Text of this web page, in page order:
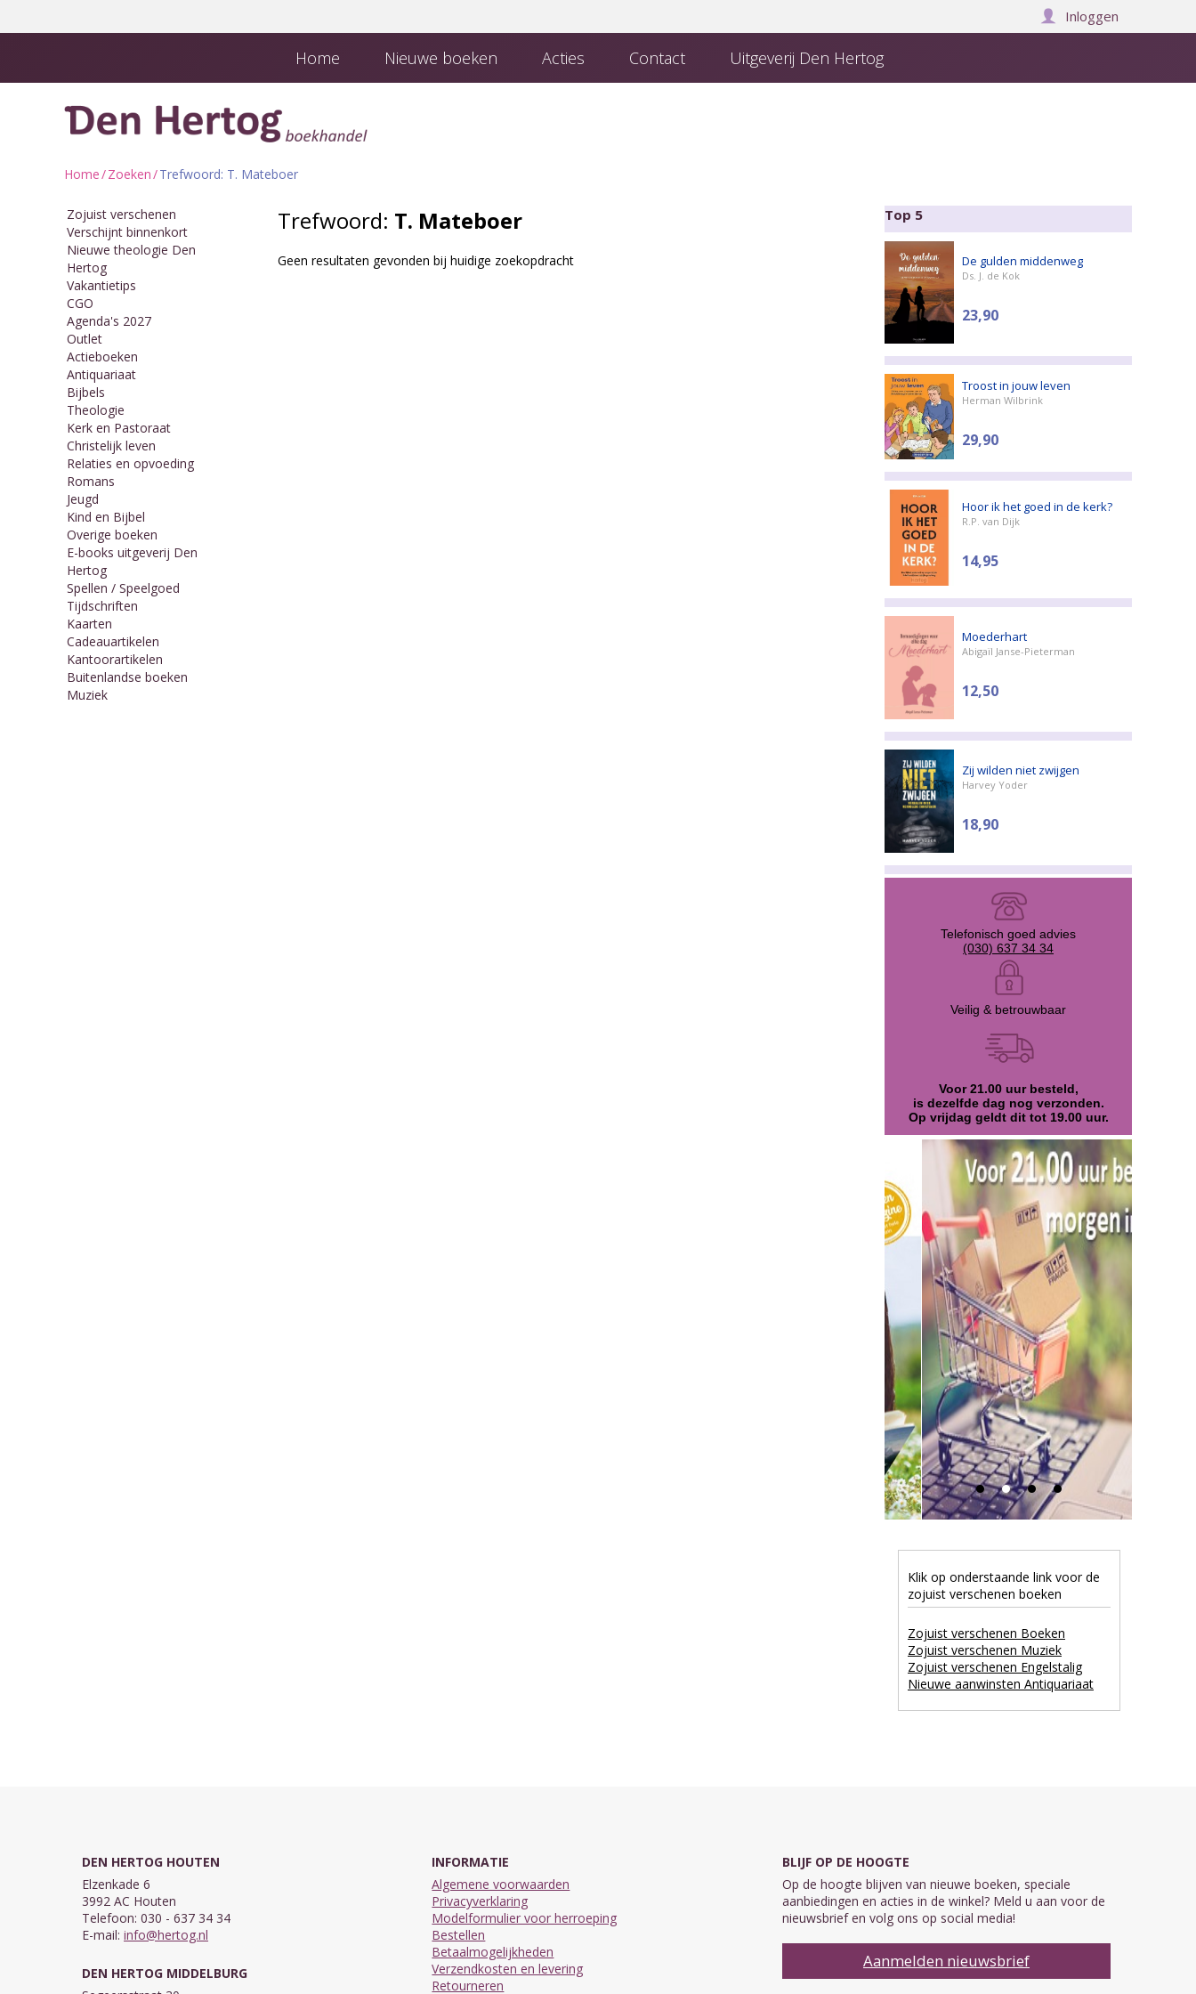
Inloggen
Home Nieuwe boeken Acties Contact Uitgeverij Den Hertog
Winkelwagen:0
Home/Zoeken/Trefwoord: T. Mateboer
Zojuist verschenen
Verschijnt binnenkort
Nieuwe theologie Den
Hertog
Vakantietips
CGO
Agenda's 2027
Outlet
Actieboeken
Antiquariaat
Bijbels
Theologie
Kerk en Pastoraat
Christelijk leven
Relaties en opvoeding
Romans
Jeugd
Kind en Bijbel
Overige boeken
E-books uitgeverij Den
Hertog
Spellen / Speelgoed
Tijdschriften
Kaarten
Cadeauartikelen
Kantoorartikelen
Buitenlandse boeken
Muziek
Trefwoord: T. Mateboer
Geen resultaten gevonden bij huidige zoekopdracht
Top 5
De gulden middenweg
Ds. J. de Kok
23,90
Troost in jouw leven
Herman Wilbrink
29,90
Hoor ik het goed in de kerk?
R.P. van Dijk
14,95
Moederhart
Abigaïl Janse-Pieterman
12,50
Zij wilden niet zwijgen
Harvey Yoder
18,90
Telefonisch goed advies
(030) 637 34 34
Veilig & betrouwbaar
Voor 21.00 uur besteld,
is dezelfde dag nog verzonden.
Op vrijdag geldt dit tot 19.00 uur.
Klik op onderstaande link voor de
zojuist verschenen boeken
Zojuist verschenen Boeken
Zojuist verschenen Muziek
Zojuist verschenen Engelstalig
Nieuwe aanwinsten Antiquariaat
DEN HERTOG HOUTEN
Elzenkade 6
3992 AC Houten
Telefoon: 030 - 637 34 34
E-mail: info@hertog.nl
DEN HERTOG MIDDELBURG
INFORMATIE
Algemene voorwaarden
Privacyverklaring
Modelformulier voor herroeping
Bestellen
Betaalmogelijkheden
Verzendkosten en levering
Retourneren
BLIJF OP DE HOOGTE
Op de hoogte blijven van nieuwe boeken, speciale
aanbiedingen en acties in de winkel? Meld u aan voor de
nieuwsbrief en volg ons op social media!
Aanmelden nieuwsbrief